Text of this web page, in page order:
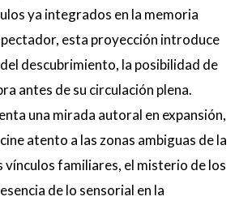
ya integrados en la memoria
esta proyección introduce
descubrimiento, la posibilidad de
antes de su circulación plena.
una mirada autoral en expansión,
atento a las zonas ambiguas de la
vínculos familiares, el misterio de los
de lo sensorial en la